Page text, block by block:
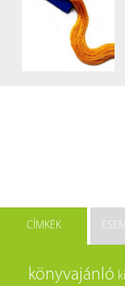
CÍMKÉK
könyvajánló